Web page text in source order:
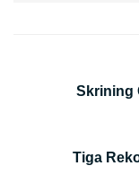
Skrining
Tiga